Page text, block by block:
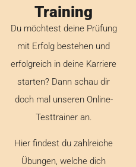
Training
Du möchtest deine Prüfung
mit Erfolg bestehen und
erfolgreich in deine Karriere
starten? Dann schau dir
doch mal unseren Online-
Testtrainer an.
Hier findest du zahlreiche
Übungen, welche dich